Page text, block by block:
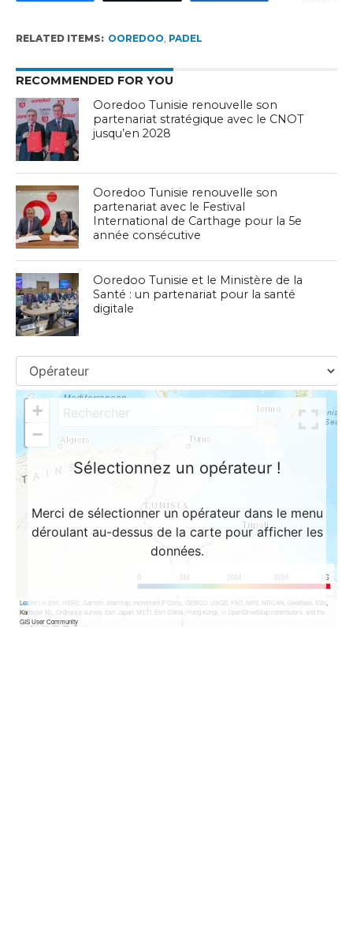
RELATED ITEMS: OOREDOO, PADEL
RECOMMENDED FOR YOU
Ooredoo Tunisie renouvelle son
partenariat stratégique avec le CNOT
jusqu’en 2028
Ooredoo Tunisie renouvelle son
partenariat avec le Festival
International de Carthage pour la 5e
année consécutive
Ooredoo Tunisie et le Ministère de la
Santé : un partenariat pour la santé
digitale